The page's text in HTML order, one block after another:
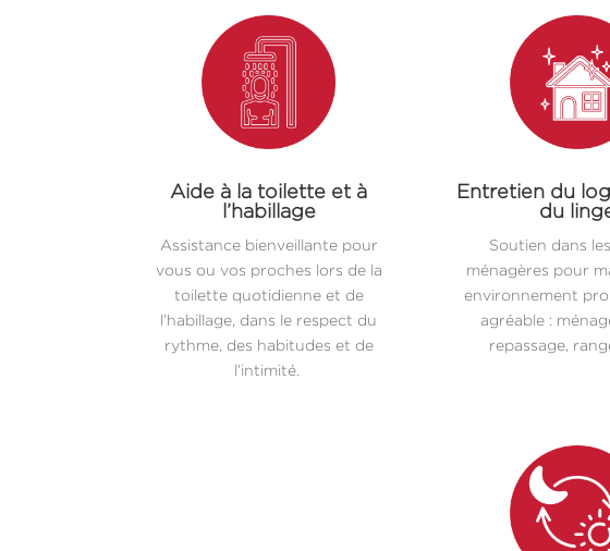
Aide à la toilette et à
l’habillage
Assistance bienveillante pour
vous ou vos proches lors de la
toilette quotidienne et de
l’habillage, dans le respect du
rythme, des habitudes et de
l’intimité.
Entretien du
du
Soutien dans
ménagères pour
environnement
agréable :
repassage,